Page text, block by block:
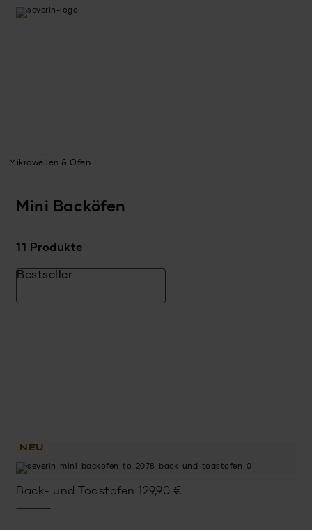
Mikrowellen & Öfen
Mini Backöfen
11 Produkte
Bestseller
NEU
Back- und Toastofen 129,90 €